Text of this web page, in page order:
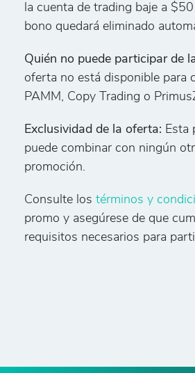
la cuenta de trading baje a
bono quedará eliminado
Quién no puede participar de
oferta no está disponible para
PAMM, Copy Trading o
Exclusividad de la oferta: Esta
puede combinar con ningún
promoción.
Consulte los términos y
promo y asegúrese de que
requisitos necesarios para